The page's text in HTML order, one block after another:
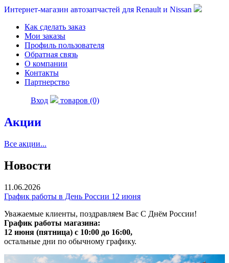
Интернет-магазин автозапчастей для Renault и Nissan
Как сделать заказ
Мои заказы
Профиль пользователя
Обратная связь
О компании
Контакты
Партнерство
Вход товаров (0)
Акции
Все акции...
Новости
11.06.2026
График работы в День России 12 июня
Уважаемые клиенты, поздравляем Вас С Днём России!
График работы магазина:
12 июня (пятница) с 10:00 до 16:00,
остальные дни по обычному графику.